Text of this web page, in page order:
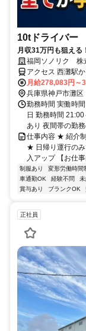
10tドライバー
月収31万円も狙える
転手！日帰り運行
効率化のためのDX推
福岡ソノリク 株
アクセス 西灘駅
月給278,083円～
兵庫県神戸市灘区
勤務時間 実働時
日 勤務時間
あり 夜間帯の勤
仕事内容 ★ 紹介
★ 日帰り運行の
入アップ 【お仕
制服あり 変形労働時間
車通勤OK
経験不問
賞与あり
ブランクOK
正社員